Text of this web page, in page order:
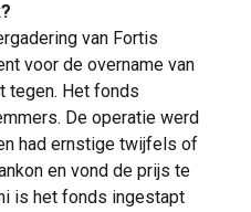
van Fortis
voor de overname van
tegen. Het fonds
De operatie werd
had ernstige twijfels of
en vond de prijs te
is het fonds ingestapt